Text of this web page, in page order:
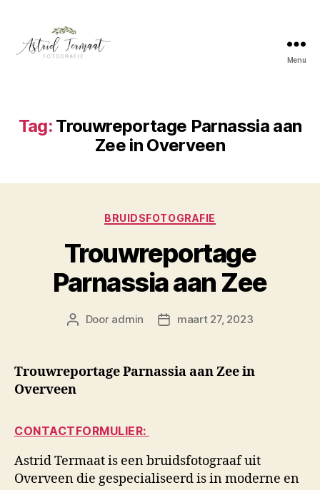
Menu
Tag: Trouwreportage Parnassia aan
Zee in Overveen
Categorieën
BRUIDSFOTOGRAFIE
Trouwreportage
Parnassia aan Zee
Berichtauteur
Door admin Berichtdatum
maart 27, 2023
Trouwreportage Parnassia aan Zee in
Overveen
CONTACTFORMULIER:
Astrid Termaat is een bruidsfotograaf uit
Overveen die gespecialiseerd is in moderne en